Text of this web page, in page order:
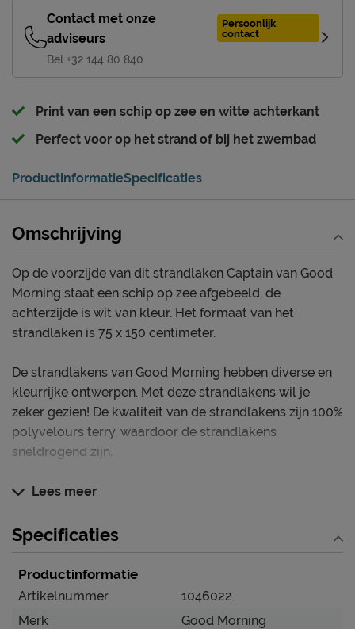
Contact met onze
adviseurs
Persoonlijk
contact
Bel +32 144 80 840
Print van een schip op zee en witte achterkant
Perfect voor op het strand of bij het zwembad
ProductinformatieSpecificaties
Omschrijving
Op de voorzijde van dit strandlaken Captain van Good
Morning staat een schip op zee afgebeeld, de
achterzijde is wit van kleur. Het formaat van het
strandlaken is 75 x 150 centimeter.
De strandlakens van Good Morning hebben diverse en
kleurrijke ontwerpen. Met deze strandlakens wil je
zeker gezien! De kwaliteit van de strandlakens zijn 100%
polyvelours terry, waardoor de strandlakens
sneldrogend zijn.
Lees meer
Specificaties
Productinformatie
Artikelnummer
1046022
Merk
Good Morning